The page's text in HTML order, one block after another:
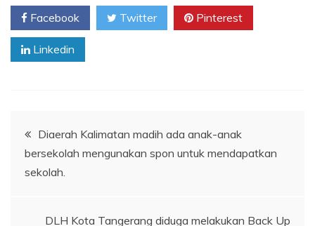
Facebook Twitter Pinterest
Linkedin
Navigasi
pos
Diaerah Kalimatan madih ada anak-anak
bersekolah mengunakan spon untuk mendapatkan
sekolah.
DLH Kota Tangerang diduga melakukan Back Up